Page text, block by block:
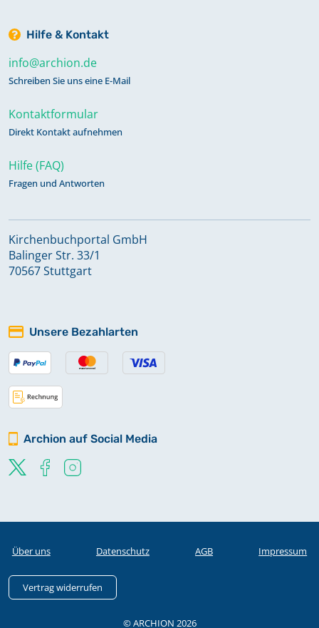
Hilfe & Kontakt
info@archion.de
Schreiben Sie uns eine E-Mail
Kontaktformular
Direkt Kontakt aufnehmen
Hilfe (FAQ)
Fragen und Antworten
Kirchenbuchportal GmbH
Balinger Str. 33/1
70567 Stuttgart
Unsere Bezahlarten
Archion auf Social Media
Über uns Datenschutz AGB Impressum
Vertrag widerrufen
© ARCHION 2026